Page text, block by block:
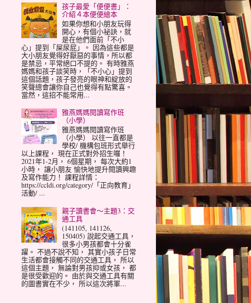
孩子最愛「便便書」：
介紹４本便便繪本
如果你想和小朋友玩得
開心，有個小祕訣，就
是在他們面前「不小
心」提到「屎尿屁」。 因為這些都是
大小朋友覺得好厭惡的事情，所以都
是禁忌，平常絕口不提的。 有時雅燕
媽媽和孩子談笑時，「不小心」提到
這個話題，孩子發亮的眼神和綻放的
笑聲總會讓你自己也覺得有點驚喜。
當然，這招不能常用...
雅燕媽媽閱讀寫作班
（小學）
雅燕媽媽閱讀寫作班
（小學） 以往一直都是
學校/ 機構包班形式舉行
以上課程， 現在正式對外招生囉！
2021年1-2月， 6個星期， 每次大約1
小時， 讓小朋友 愉快地提升閱讀興趣
及寫作能力！ 課程詳情：
https://ccldi.org/category/「正向教育」
活動/ ...
親子讀書會～主題3：交
通工具
(141105, 141126,
150405) 說起交通工具，
很多小男孩都會十分雀
躍。 不過不說不知， 其實小孩子日常
生活都會接觸不同的交通工具， 所以
這個主題， 無論對男孩抑或女孩， 都
是很受歡迎的。 由於與交通工具有關
的圖書實在不少， 所以這次將軍...